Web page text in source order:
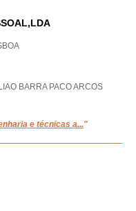
BARRA PACO ARCOS
e técnicas a..."